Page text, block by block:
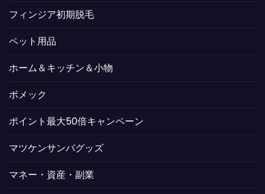
フィンジア初期脱毛
ペット用品
ホーム＆キッチン＆小物
ボメック
ポイント最大50倍キャンペーン
マツケンサンバグッズ
マネー・資産・副業